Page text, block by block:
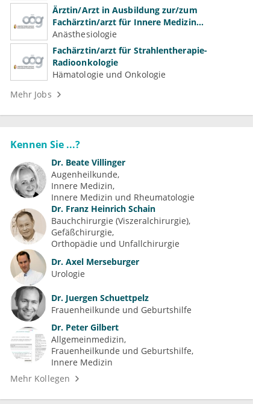
Ärztin/Arzt in Ausbildung zur/zum
Fachärztin/arzt für Innere Medizin
(Kardiologie, Nephrologie, Intensivmedizin)
Anästhesiologie
Fachärztin/arzt für Strahlentherapie-
Radioonkologie
Hämatologie und Onkologie
Mehr Jobs
Kennen Sie ...?
Dr. Beate Villinger
Augenheilkunde
Innere Medizin
Innere Medizin und Rheumatologie
Dr. Franz Heinrich Schain
Bauchchirurgie (Viszeralchirurgie)
Gefäßchirurgie
Orthopädie und Unfallchirurgie
Dr. Axel Merseburger
Urologie
Dr. Juergen Schuettpelz
Frauenheilkunde und Geburtshilfe
Dr. Peter Gilbert
Allgemeinmedizin
Frauenheilkunde und Geburtshilfe
Innere Medizin
Mehr Kollegen